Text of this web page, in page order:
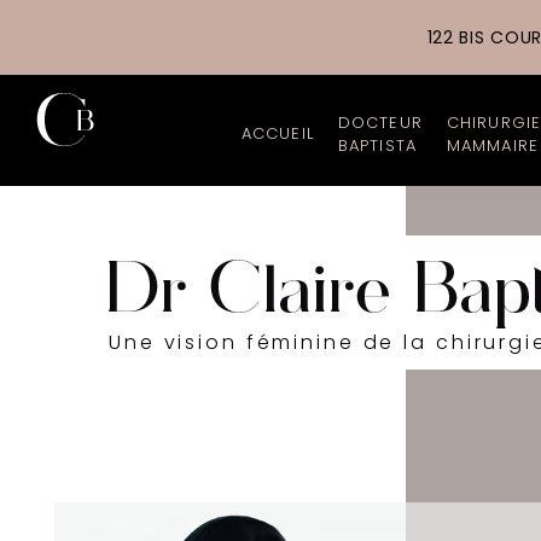
122 BIS
ACCUEIL
DOCTEUR
BAPTISTA
Cabinet et Cliniques
CHIRURGIE
MAMMAIRE
Une vision féminine de la